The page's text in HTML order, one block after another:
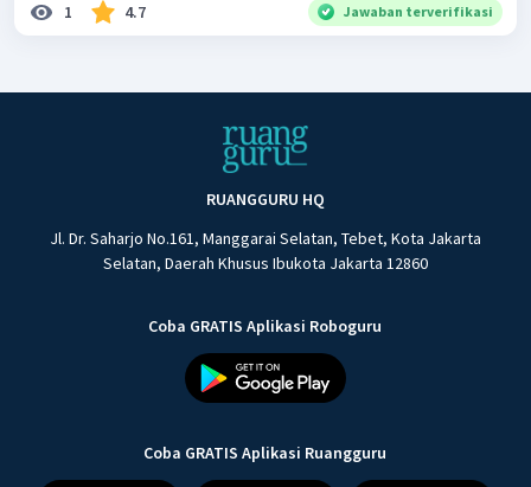
1 4.7 Jawaban terverifikasi
RUANGGURU HQ
Jl. Dr. Saharjo No.161, Manggarai Selatan, Tebet, Kota Jakarta
Selatan, Daerah Khusus Ibukota Jakarta 12860
Coba GRATIS Aplikasi Roboguru
Coba GRATIS Aplikasi Ruangguru